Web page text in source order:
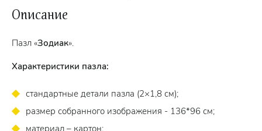
Описание
Пазл «Зодиак».
Характеристики пазла:
стандартные детали пазла (2×1,8 см);
размер собранного изображения - 136*96 см;
материал – картон;